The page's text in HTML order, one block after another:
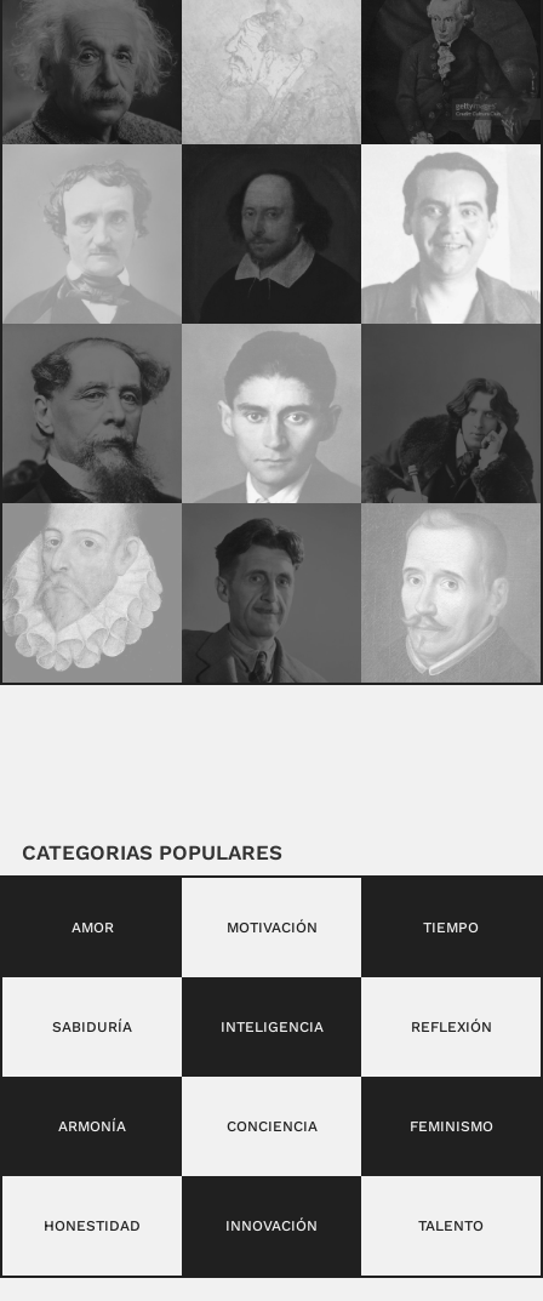
CATEGORIAS POPULARES
AMOR MOTIVACIÓN TIEMPO
SABIDURÍA INTELIGENCIA REFLEXIÓN
ARMONÍA CONCIENCIA FEMINISMO
HONESTIDAD INNOVACIÓN TALENTO